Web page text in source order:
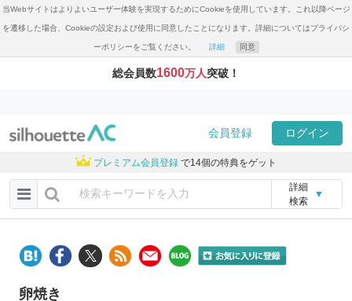
当Webサイトはよりよいユーザー体験を実現するためにCookieを使用しています。これ以降ページ
を遷移した場合、Cookieの設定および使用に同意したことになります。詳細についてはプライバシ
ーポリシーをご覧ください。 詳細 同意
総会員数1600万人突破！
会員登録 ログイン
プレミアム会員登録 で14個の特典をゲット
詳細
検索
▼
卵焼き